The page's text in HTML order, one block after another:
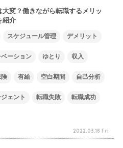
変？働きながら転職するメリッ
紹介
スケジュール管理 デメリット
ベーション ゆとり 収入
険 有給 空白期間 自己分析
ェント 転職失敗 転職成功
2022.03.18 Fri